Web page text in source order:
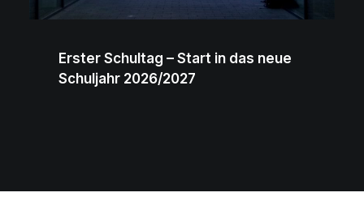
Erster Schultag – Start in das neue
Schuljahr 2026/2027